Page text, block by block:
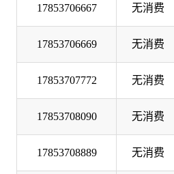
17853706667 无消费
17853706669 无消费
17853707772 无消费
17853708090 无消费
17853708889 无消费